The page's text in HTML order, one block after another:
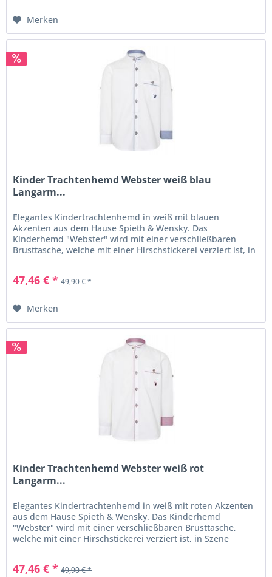
Merken
Kinder Trachtenhemd Webster weiß blau
Langarm...
Elegantes Kindertrachtenhemd in weiß mit blauen
Akzenten aus dem Hause Spieth & Wensky. Das
Kinderhemd "Webster" wird mit einer verschließbaren
Brusttasche, welche mit einer Hirschstickerei verziert ist, in
47,46 € * 49,90 € *
Merken
Kinder Trachtenhemd Webster weiß rot
Langarm...
Elegantes Kindertrachtenhemd in weiß mit roten Akzenten
aus dem Hause Spieth & Wensky. Das Kinderhemd
"Webster" wird mit einer verschließbaren Brusttasche,
welche mit einer Hirschstickerei verziert ist, in Szene
47,46 € * 49,90 € *